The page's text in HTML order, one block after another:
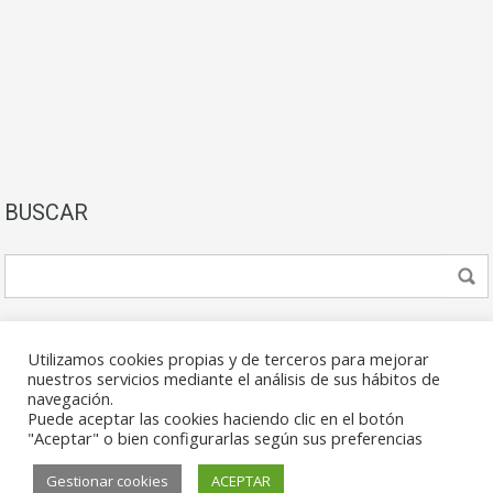
BUSCAR
© 2026. Todos los derechos reservados.
Utilizamos cookies propias y de terceros para mejorar
nuestros servicios mediante el análisis de sus hábitos de
navegación.
Puede aceptar las cookies haciendo clic en el botón
"Aceptar" o bien configurarlas según sus preferencias
Gestionar cookies ACEPTAR